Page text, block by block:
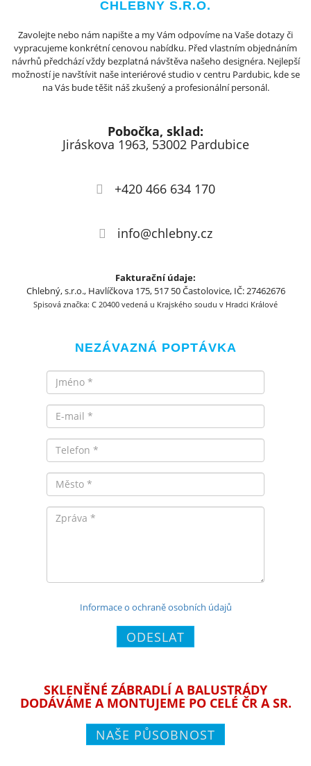
CHLEBNY S.R.O.
Zavolejte nebo nám napište a my Vám odpovíme na Vaše dotazy či
vypracujeme konkrétní cenovou nabídku. Před vlastním objednáním
návrhů předchází vždy bezplatná návštěva našeho designéra. Nejlepší
možností je navštívit naše interiérové studio v centru Pardubic, kde se
na Vás bude těšit náš zkušený a profesionální personál.
Pobočka, sklad:
Jiráskova 1963, 53002 Pardubice
+420 466 634 170
info@chlebny.cz
Fakturační údaje:
Chlebný, s.r.o., Havlíčkova 175, 517 50 Častolovice, IČ: 27462676
Spisová značka: C 20400 vedená u Krajského soudu v Hradci Králové
NEZÁVAZNÁ POPTÁVKA
Informace o ochraně osobních údajů
ODESLAT
SKLENĚNÉ ZÁBRADLÍ A BALUSTRÁDY
DODÁVÁME A MONTUJEME PO CELÉ ČR A SR.
NAŠE PŮSOBNOST